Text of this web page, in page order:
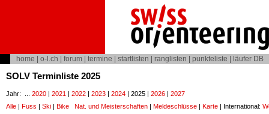
home o-l.ch forum termine startlisten ranglisten punkteliste läufer DB
SOLV Terminliste 2025
Jahr: ... 2020 | 2021 | 2022 | 2023 | 2024 | 2025 | 2026 | 2027
Alle | Fuss | Ski | Bike Nat. und Meisterschaften | Meldeschlüsse | Karte | International: